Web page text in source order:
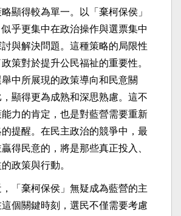
顯得較為單一。以「棄柯保侯」
乎更集中在政治操作與選票集中
討與解決問題。這種策略的局限性
策對於提升公民福祉的重要性。
中所展現的政策導向和民意關
顯得更為成熟和深思熟慮。這不
力的肯定，也是對藍營需要重新
提醒。在民主政治的競爭中，最
得民意的，將是那些真正投入、
政策與行動。
「棄柯保侯」無疑成為藍營的主
個關鍵時刻，選民不僅需要考慮